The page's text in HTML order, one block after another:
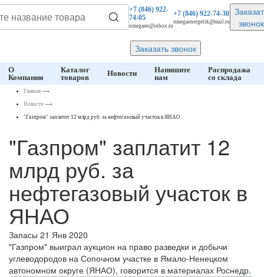
+7 (846)922-
74-05
omegaen@inbox.ru
+7 (846)922-74-30
omegaenergetik@mail.ru
звонок
Заказать звонок
О
Компании
Каталог
товаров
Новости
Напишите
нам
Распродажа
со склада
Главная ⟶
Новости ⟶
"Газпром" заплатит 12 млрд руб. за нефтегазовый участок в ЯНАО
"Газпром" заплатит 12
млрд руб. за
нефтегазовый участок в
ЯНАО
Запасы 21 Янв 2020
"Газпром" выиграл аукцион на право разведки и добычи
углеводородов на Сопочном участке в Ямало-Ненецком
автономном округе (ЯНАО), говорится в материалах Роснедр.